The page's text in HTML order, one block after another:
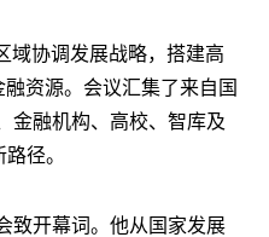
域协调发展战略，搭建高
资源。会议汇集了来自国
金融机构、高校、智库及
径。
致开幕词。他从国家发展